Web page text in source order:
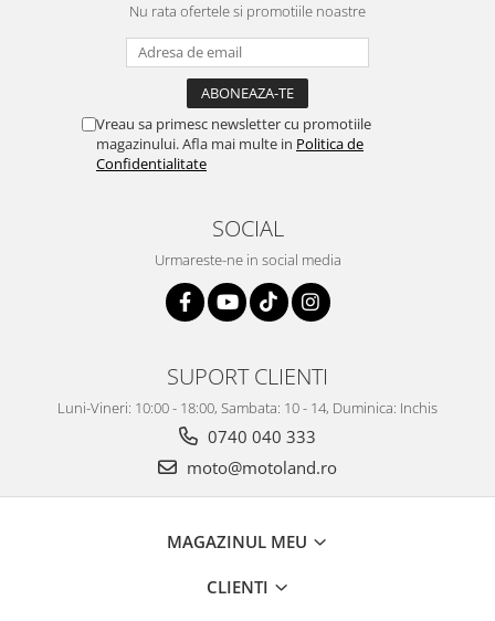
Nu rata ofertele si promotiile noastre
Vreau sa primesc newsletter cu promotiile
magazinului. Afla mai multe in Politica de
Confidentialitate
SOCIAL
Urmareste-ne in social media
SUPORT CLIENTI
Luni-Vineri: 10:00 - 18:00, Sambata: 10 - 14, Duminica: Inchis
0740 040 333
moto@motoland.ro
MAGAZINUL MEU
CLIENTI